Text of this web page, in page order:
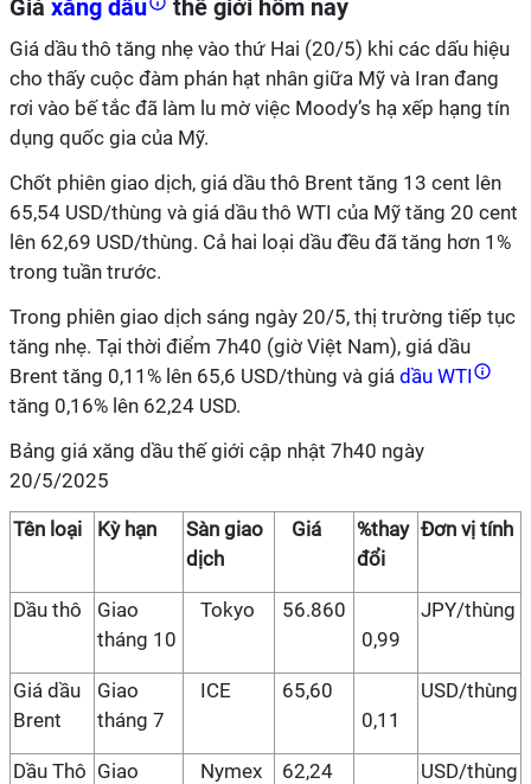
Giá xăng dầu thế giới hôm nay
Giá dầu thô tăng nhẹ vào thứ Hai (20/5) khi các dấu hiệu
cho thấy cuộc đàm phán hạt nhân giữa Mỹ và Iran đang
rơi vào bế tắc đã làm lu mờ việc Moody’s hạ xếp hạng tín
dụng quốc gia của Mỹ.
Chốt phiên giao dịch, giá dầu thô Brent tăng 13 cent lên
65,54 USD/thùng và giá dầu thô WTI của Mỹ tăng 20 cent
lên 62,69 USD/thùng. Cả hai loại dầu đều đã tăng hơn 1%
trong tuần trước.
Trong phiên giao dịch sáng ngày 20/5, thị trường tiếp tục
tăng nhẹ. Tại thời điểm 7h40 (giờ Việt Nam), giá dầu
Brent tăng 0,11% lên 65,6 USD/thùng và giá dầu WTI
tăng 0,16% lên 62,24 USD.
Bảng giá xăng dầu thế giới cập nhật 7h40 ngày
20/5/2025
Tên loại Kỳ hạn
Sàn giao
dịch
Giá
%thay
đổi
Đơn vị tính
Dầu thô
Giao
tháng 10
Tokyo
56.860
0,99
JPY/thùng
Giá dầu
Brent
Giao
tháng 7
ICE
65,60
0,11
USD/thùng
Dầu Thô Giao
Nymex
62,24
USD/thùng